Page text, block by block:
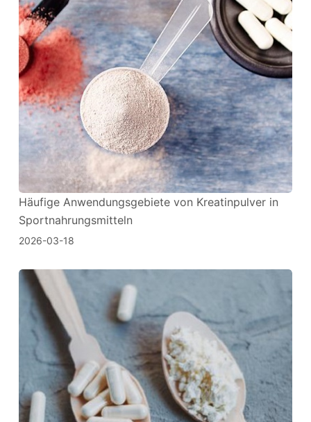
Häufige Anwendungsgebiete von Kreatinpulver in
Sportnahrungsmitteln
2026-03-18